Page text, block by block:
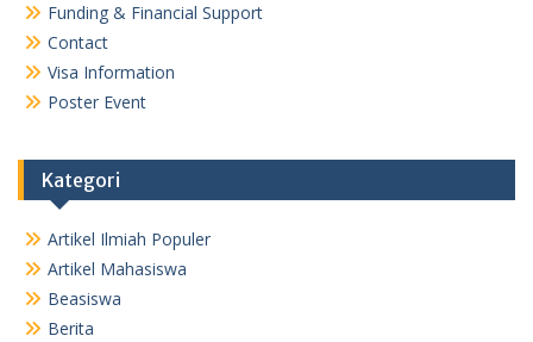
Funding & Financial Support
Contact
Visa Information
Poster Event
Kategori
Artikel Ilmiah Populer
Artikel Mahasiswa
Beasiswa
Berita